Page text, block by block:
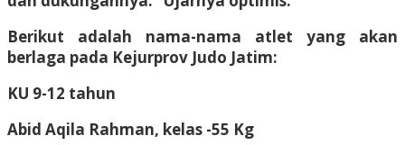
Berikut adalah nama-nama atlet yang akan
berlaga pada Kejurprov Judo Jatim:
KU 9-12 tahun
Abid Aqila Rahman, kelas -55 Kg